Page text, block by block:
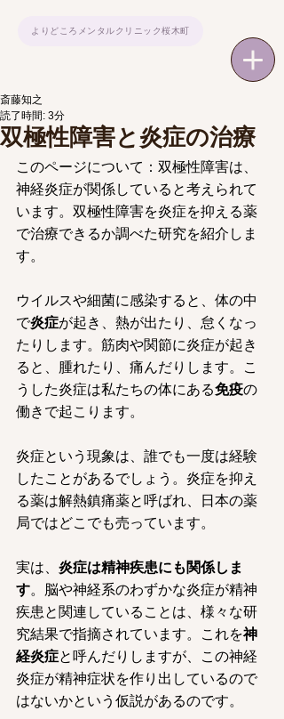
よりどころメンタルクリニック桜木町
双極性障害と炎症の治療
斎藤知之
読了時間: 3分
このページについて：双極性障害は、
神経炎症が関係していると考えられて
います。双極性障害を炎症を抑える薬
で治療できるか調べた研究を紹介しま
す。
ウイルスや細菌に感染すると、体の中
で炎症が起き、熱が出たり、怠くなっ
たりします。筋肉や関節に炎症が起き
ると、腫れたり、痛んだりします。こ
うした炎症は私たちの体にある免疫の
働きで起こります。
炎症という現象は、誰でも一度は経験
したことがあるでしょう。炎症を抑え
る薬は解熱鎮痛薬と呼ばれ、日本の薬
局ではどこでも売っています。
実は、 炎症は精神疾患にも関係しま
す。脳や神経系のわずかな炎症が精神
疾患と関連していることは、様々な研
究結果で指摘されています。これを神
経炎症と呼んだりしますが、この神経
炎症が精神症状を作り出しているので
はないかという仮説があるのです。